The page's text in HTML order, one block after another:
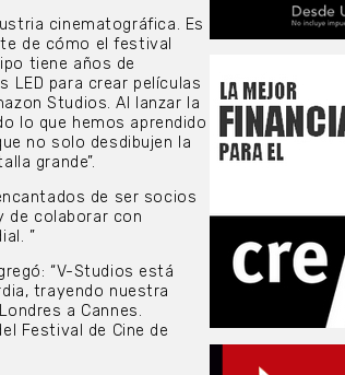
cinematográfica. Es
de cómo el festival
tiene años de
LED para crear películas
Studios. Al lanzar la
lo que hemos aprendido
no solo desdibujen la
grande”.
de ser socios
de colaborar con
”
“V-Studios está
trayendo nuestra
a Cannes.
Festival de Cine de